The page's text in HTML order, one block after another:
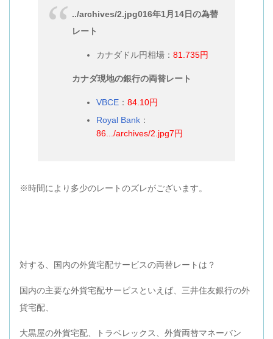
../archives/2.jpg016年1月14日の為替
レート
カナダドル円相場： 81.735円
カナダ現地の銀行の両替レート
VBCE ： 84.10円
Royal Bank ：
86.../archives/2.jpg7円
※時間により多少のレートのズレがございます。
対する、国内の外貨宅配サービスの両替レートは？
国内の主要な外貨宅配サービスといえば、三井住友銀行の外
貨宅配、
大黒屋の外貨宅配、トラベレックス、外貨両替マネーバン